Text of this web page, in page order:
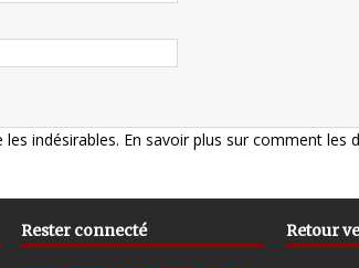
indésirables. En savoir plus sur comment les
Rester connecté Retour